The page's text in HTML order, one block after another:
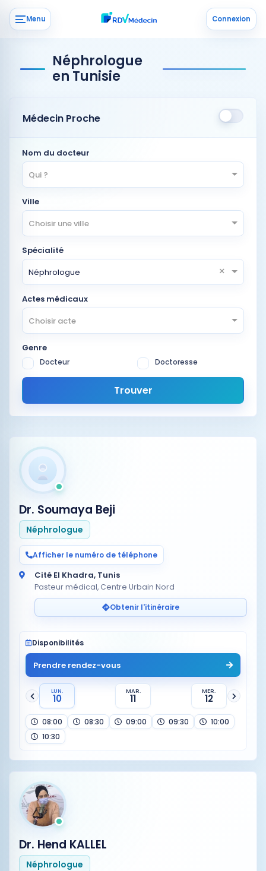
Menu Connexion
Néphrologue
en Tunisie
Médecin Proche
Nom du docteur
Qui ?
Ville
Choisir une ville
Spécialité
Néphrologue
×
Actes médicaux
Choisir acte
Genre
Docteur Doctoresse
Trouver
Dr. Soumaya Beji
Néphrologue
Afficher le numéro de téléphone
Cité El Khadra, Tunis
Pasteur médical, Centre Urbain Nord
Obtenir l'itinéraire
Disponibilités
Prendre rendez-vous
LUN.
10
MAR.
11
MER.
12
08:00 08:30 09:00 09:30
10:00
10:30
Dr. Hend KALLEL
Néphrologue